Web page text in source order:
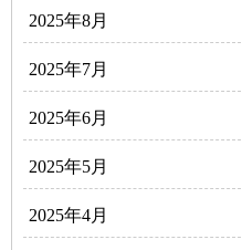
2025年8月
2025年7月
2025年6月
2025年5月
2025年4月